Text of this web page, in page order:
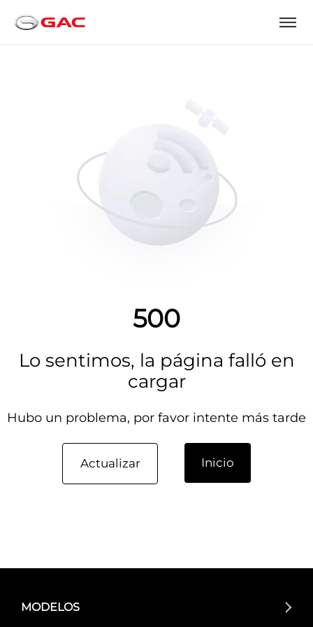
500
Lo sentimos, la página falló en
cargar
Hubo un problema, por favor intente más tarde
Actualizar Inicio
MODELOS